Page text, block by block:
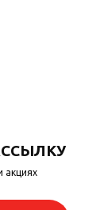
акциях